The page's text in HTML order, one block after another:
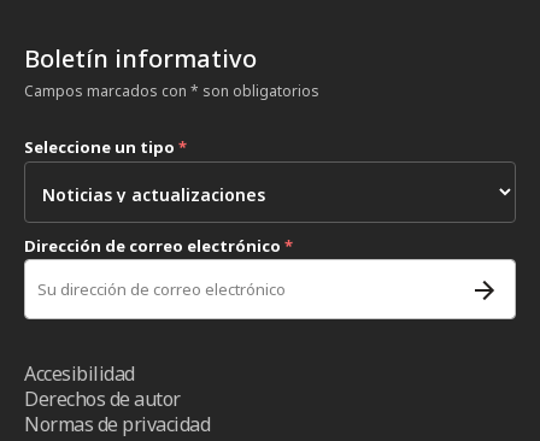
Boletín informativo
Campos marcados con * son obligatorios
Seleccione un tipo *
Dirección de correo electrónico *
Accesibilidad
Derechos de autor
Normas de privacidad